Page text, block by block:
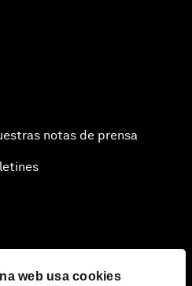
web usa cookies
notas de prensa